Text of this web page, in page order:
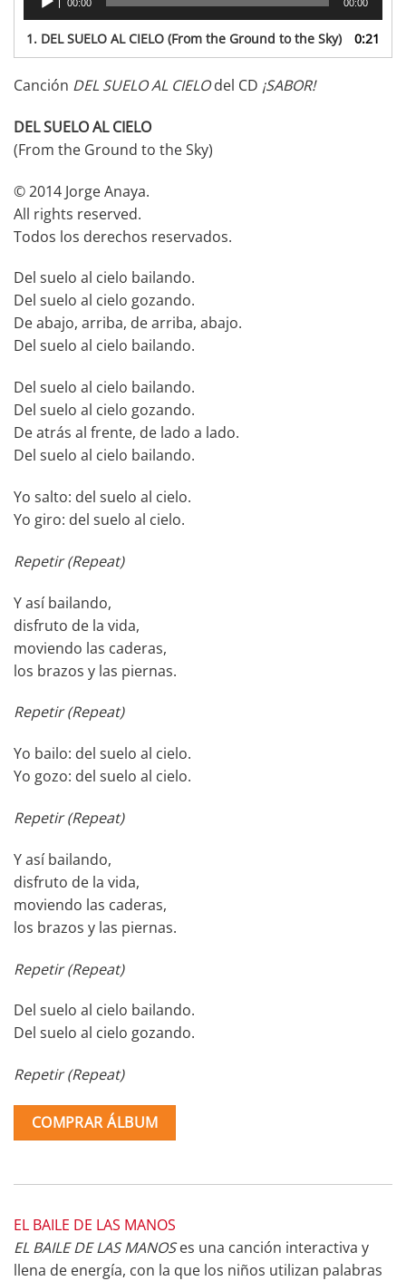
audio
00:00 00:00
1. DEL SUELO AL CIELO (From the Ground to the Sky) 0:21
Canción DEL SUELO AL CIELOdel CD ¡SABOR!
DEL SUELO AL CIELO
(From the Ground to the Sky)
© 2014 Jorge Anaya.
All rights reserved.
Todos los derechos reservados.
Del suelo al cielo bailando.
Del suelo al cielo gozando.
De abajo, arriba, de arriba, abajo.
Del suelo al cielo bailando.
Del suelo al cielo bailando.
Del suelo al cielo gozando.
De atrás al frente, de lado a lado.
Del suelo al cielo bailando.
Yo salto: del suelo al cielo.
Yo giro: del suelo al cielo.
Repetir (Repeat)
Y así bailando,
disfruto de la vida,
moviendo las caderas,
los brazos y las piernas.
Repetir (Repeat)
Yo bailo: del suelo al cielo.
Yo gozo: del suelo al cielo.
Repetir (Repeat)
Y así bailando,
disfruto de la vida,
moviendo las caderas,
los brazos y las piernas.
Repetir (Repeat)
Del suelo al cielo bailando.
Del suelo al cielo gozando.
Repetir (Repeat)
COMPRAR ÁLBUM
EL BAILE DE LAS MANOS
EL BAILE DE LAS MANOSes una canción interactiva y
llena de energía, con la que los niños utilizan palabras